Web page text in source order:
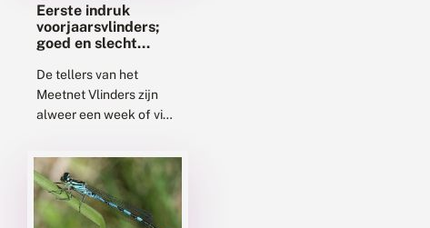
Eerste indruk
voorjaarsvlinders;
goed en slecht
De tellers van het
Meetnet Vlinders zijn
alweer een week of vier
de online invoer hebben
we al een eerste
indruk...